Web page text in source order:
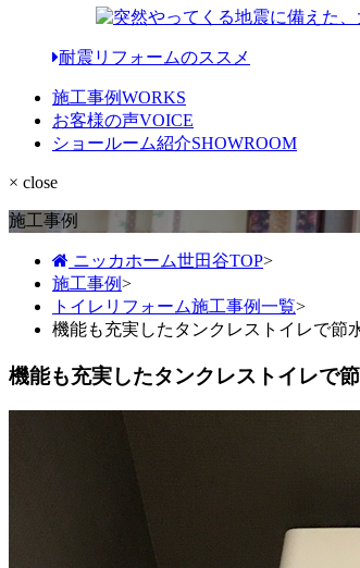
耐震リフォームのススメ
施工事例WORKS
お客様の声VOICE
ショールーム紹介SHOWROOM
× close
施工事例
ニッカホーム世田谷TOP>
施工事例>
トイレリフォーム施工事例一覧>
機能も充実したタンクレストイレで節
機能も充実したタンクレストイレで節